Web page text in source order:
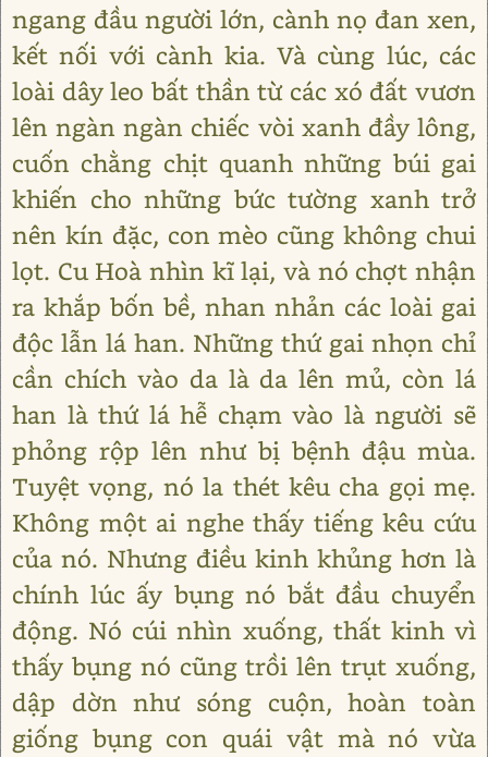
ngang đầu người lớn, cành nọ đan xen,
kết nối với cành kia. Và cùng lúc, các
loài dây leo bất thần từ các xó đất vươn
lên ngàn ngàn chiếc vòi xanh đầy lông,
cuốn chằng chịt quanh những búi gai
khiến cho những bức tường xanh trở
nên kín đặc, con mèo cũng không chui
lọt. Cu Hoà nhìn kĩ lại, và nó chợt nhận
ra khắp bốn bề, nhan nhản các loài gai
độc lẫn lá han. Những thứ gai nhọn chỉ
cần chích vào da là da lên mủ, còn lá
han là thứ lá hễ chạm vào là người sẽ
phỏng rộp lên như bị bệnh đậu mùa.
Tuyệt vọng, nó la thét kêu cha gọi mẹ.
Không một ai nghe thấy tiếng kêu cứu
của nó. Nhưng điều kinh khủng hơn là
chính lúc ấy bụng nó bắt đầu chuyển
động. Nó cúi nhìn xuống, thất kinh vì
thấy bụng nó cũng trồi lên trụt xuống,
dập dờn như sóng cuộn, hoàn toàn
giống bụng con quái vật mà nó vừa